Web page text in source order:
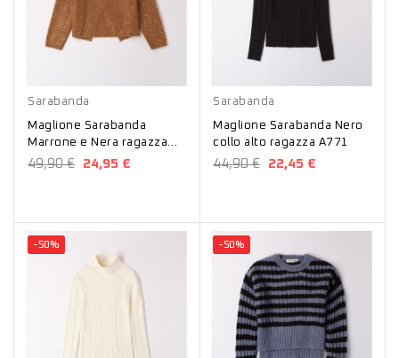
Sarabanda
Maglione Sarabanda
Marrone e Nera ragazza
con pailettes A778
49,90 € 24,95 €
Sarabanda
Maglione Sarabanda Nero
collo alto ragazza A771
44,90 € 22,45 €
-50% -50%